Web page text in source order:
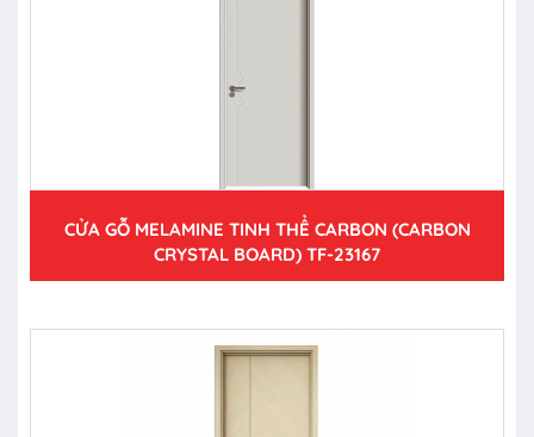
CỬA GỖ MELAMINE TINH THỂ CARBON (CARBON
CRYSTAL BOARD) TF-23167